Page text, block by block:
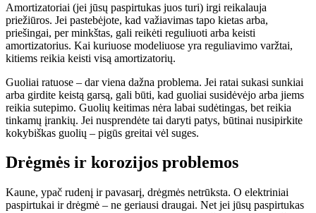
Amortizatoriai (jei jūsų paspirtukas juos turi) irgi reikalauja
priežiūros. Jei pastebėjote, kad važiavimas tapo kietas arba,
priešingai, per minkštas, gali reikėti reguliuoti arba keisti
amortizatorius. Kai kuriuose modeliuose yra reguliavimo varžtai,
kitiems reikia keisti visą amortizatorių.
Guoliai ratuose – dar viena dažna problema. Jei ratai sukasi sunkiai
arba girdite keistą garsą, gali būti, kad guoliai susidėvėjo arba jiems
reikia sutepimo. Guolių keitimas nėra labai sudėtingas, bet reikia
tinkamų įrankių. Jei nusprendėte tai daryti patys, būtinai nusipirkite
kokybiškas guolių – pigūs greitai vėl suges.
Drėgmės ir korozijos problemos
Kaune, ypač rudenį ir pavasarį, drėgmės netrūksta. O elektriniai
paspirtukai ir drėgmė – ne geriausi draugai. Net jei jūsų paspirtukas